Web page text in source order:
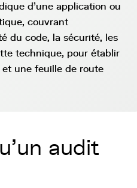
d'une application ou
couvrant
du code, la sécurité, les
technique, pour établir
une feuille de route
audit